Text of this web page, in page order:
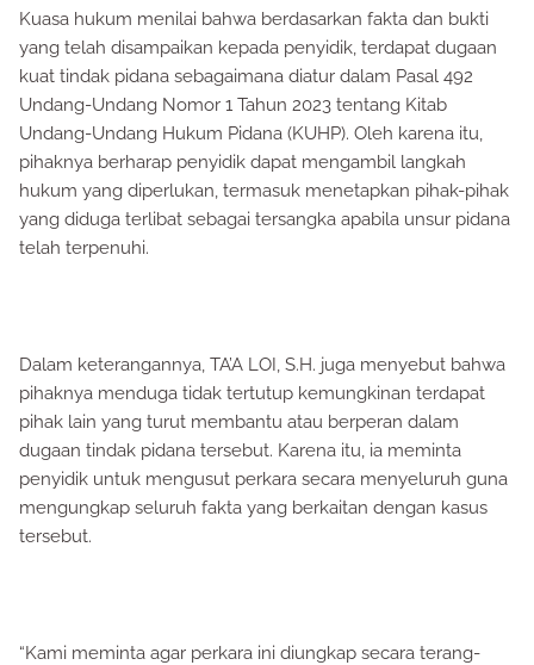
Kuasa hukum menilai bahwa berdasarkan fakta dan bukti
yang telah disampaikan kepada penyidik, terdapat dugaan
kuat tindak pidana sebagaimana diatur dalam Pasal 492
Undang-Undang Nomor 1 Tahun 2023 tentang Kitab
Undang-Undang Hukum Pidana (KUHP). Oleh karena itu,
pihaknya berharap penyidik dapat mengambil langkah
hukum yang diperlukan, termasuk menetapkan pihak-pihak
yang diduga terlibat sebagai tersangka apabila unsur pidana
telah terpenuhi.
Dalam keterangannya, TA’A LOI, S.H. juga menyebut bahwa
pihaknya menduga tidak tertutup kemungkinan terdapat
pihak lain yang turut membantu atau berperan dalam
dugaan tindak pidana tersebut. Karena itu, ia meminta
penyidik untuk mengusut perkara secara menyeluruh guna
mengungkap seluruh fakta yang berkaitan dengan kasus
tersebut.
“Kami meminta agar perkara ini diungkap secara terang-